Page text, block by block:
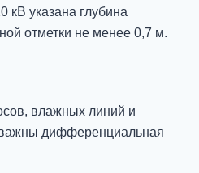
кВ указана глубина
отметки не менее 0,7 м.
влажных линий и
важны дифференциальная